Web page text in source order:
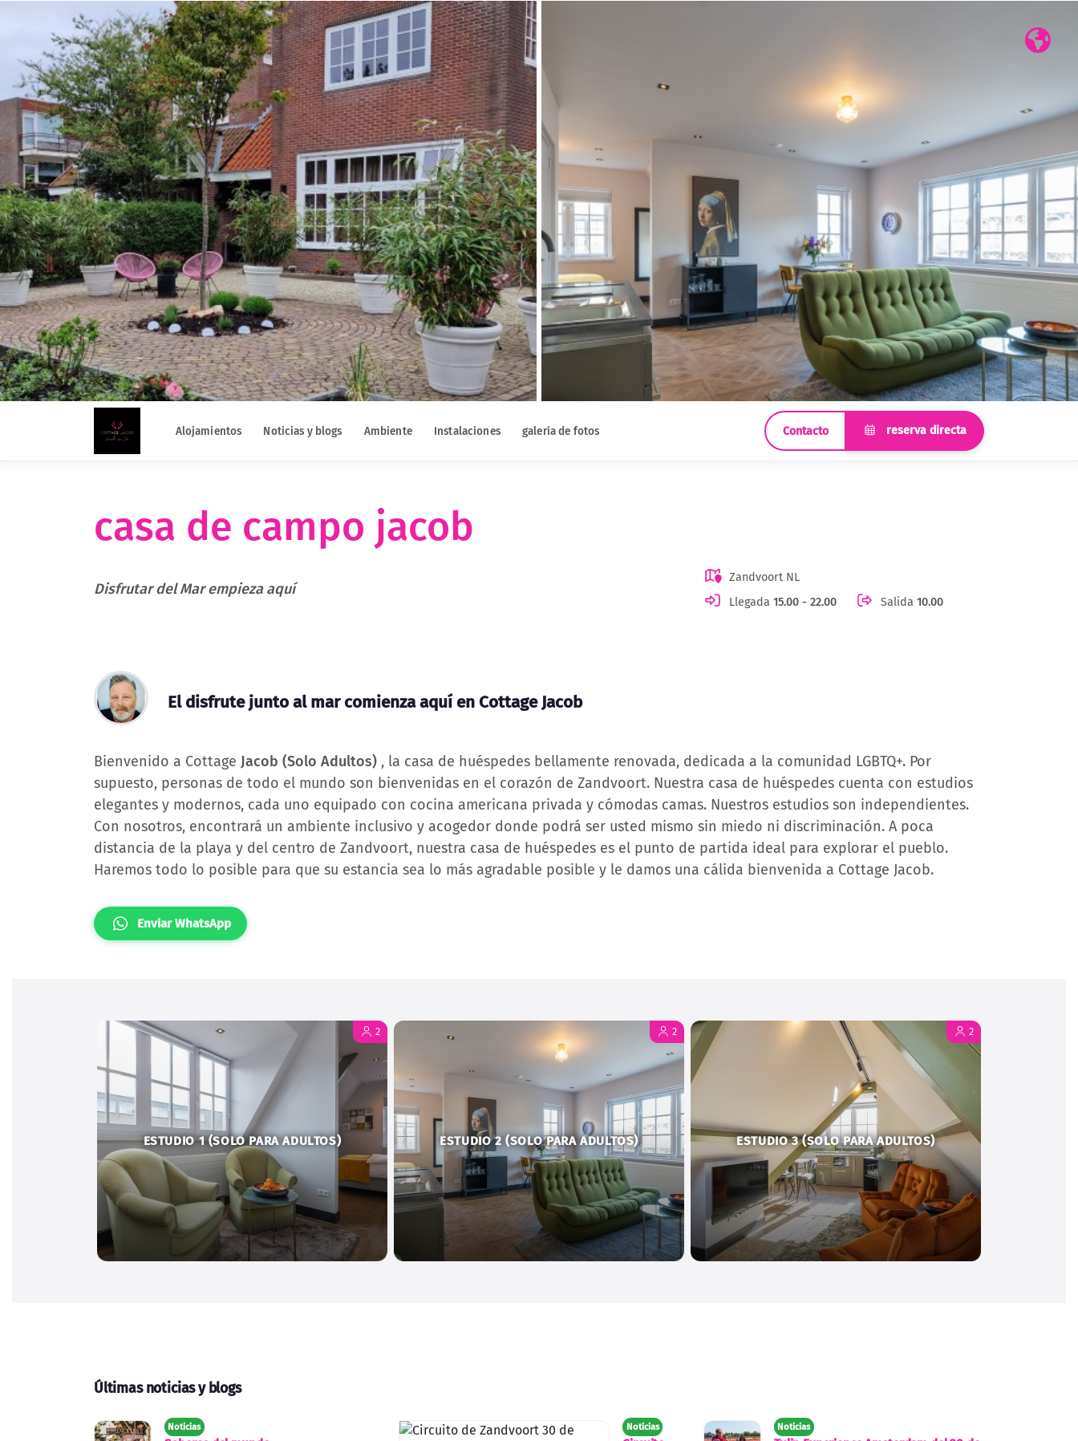
Alojamientos Noticias y blogs Ambiente Instalaciones galería de fotos Contacto reserva directa
casa de campo jacob
Disfrutar del Mar empieza aquí
Zandvoort NL
Llegada 15.00 - 22.00 Salida 10.00
El disfrute junto al mar comienza aquí en Cottage Jacob
Bienvenido a Cottage Jacob (Solo Adultos) , la casa de huéspedes bellamente renovada, dedicada a la comunidad LGBTQ+. Por
supuesto, personas de todo el mundo son bienvenidas en el corazón de Zandvoort. Nuestra casa de huéspedes cuenta con estudios
elegantes y modernos, cada uno equipado con cocina americana privada y cómodas camas. Nuestros estudios son independientes.
Con nosotros, encontrará un ambiente inclusivo y acogedor donde podrá ser usted mismo sin miedo ni discriminación. A poca
distancia de la playa y del centro de Zandvoort, nuestra casa de huéspedes es el punto de partida ideal para explorar el pueblo.
Haremos todo lo posible para que su estancia sea lo más agradable posible y le damos una cálida bienvenida a Cottage Jacob.
Enviar WhatsApp
ESTUDIO 1 (SOLO PARA ADULTOS)
2
ESTUDIO 2 (SOLO PARA ADULTOS)
2
ESTUDIO 3 (SOLO PARA ADULTOS)
2
Últimas noticias y blogs
Noticias Noticias Noticias